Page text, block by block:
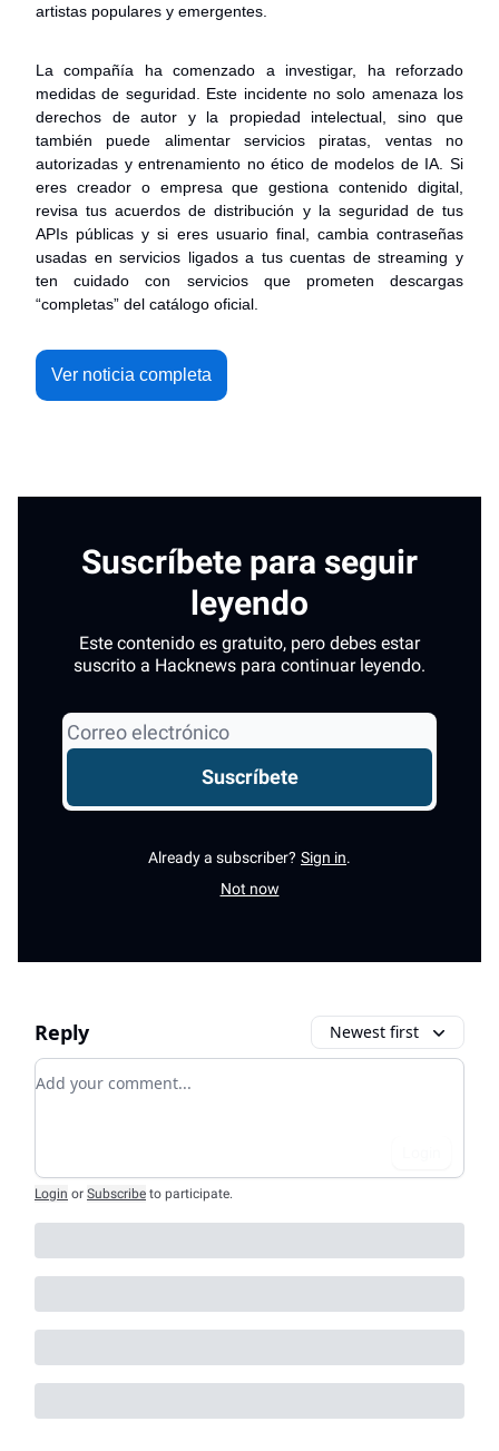
artistas populares y emergentes.
La compañía ha comenzado a investigar, ha reforzado
medidas de seguridad. Este incidente no solo amenaza los
derechos de autor y la propiedad intelectual, sino que
también puede alimentar servicios piratas, ventas no
autorizadas y entrenamiento no ético de modelos de IA. Si
eres creador o empresa que gestiona contenido digital,
revisa tus acuerdos de distribución y la seguridad de tus
APIs públicas y si eres usuario final, cambia contraseñas
usadas en servicios ligados a tus cuentas de streaming y
ten cuidado con servicios que prometen descargas
“completas” del catálogo oficial.
Ver noticia completa
Suscríbete para seguir
leyendo
Este contenido es gratuito, pero debes estar
suscrito a Hacknews para continuar leyendo.
Already a subscriber? Sign in.
Not now
Reply Newest first
Add your comment
Login or Subscribe to participate.